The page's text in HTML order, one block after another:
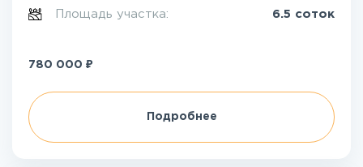
Площадь участка: 6.5 соток
780 000 ₽
Подробнее